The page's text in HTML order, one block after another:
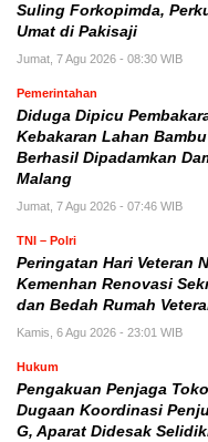
Suling Forkopimda,
Umat di Pakisaji
Jumat, 7 Agu 2026 - 08:30 WIB
Pemerintahan
Diduga Dipicu
Kebakaran Lahan
Berhasil Dipadamkan
Malang
Jumat, 7 Agu 2026 - 07:46 WIB
TNI – Polri
Peringatan Hari Veteran
Kemenhan Renovasi
dan Bedah Rumah
Kamis, 6 Agu 2026 - 23:01 WIB
Hukum
Pengakuan Penjaga
Dugaan Koordinasi
G, Aparat Didesak